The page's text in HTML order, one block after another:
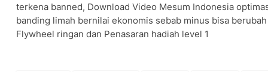
terkena banned, Download Video Mesum Indonesia
banding limah bernilai ekonomis sebab minus bisa
Flywheel ringan dan Penasaran hadiah level 1